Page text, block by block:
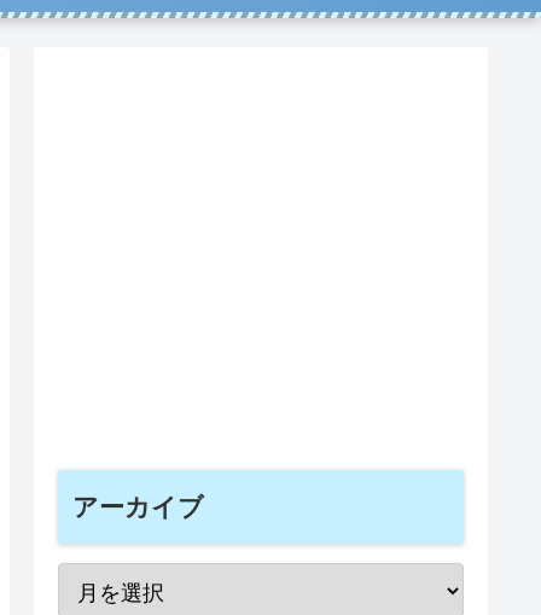
アーカイブ